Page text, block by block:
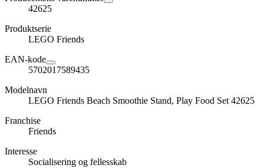
42625
Produktserie
LEGO Friends
EAN-kode
5702017589435
Modelnavn
LEGO Friends Beach Smoothie Stand, Play Food Set 42625
Franchise
Friends
Interesse
Socialisering og fellesskab